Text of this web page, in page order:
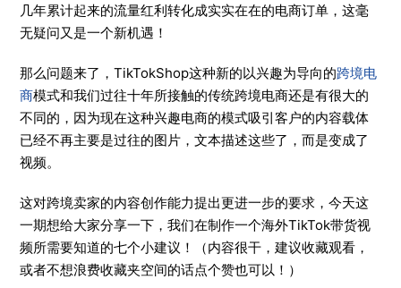
几年累计起来的流量红利转化成实实在在的电商订单，这毫
无疑问又是一个新机遇！
那么问题来了，TikTokShop这种新的以兴趣为导向的跨境电
商模式和我们过往十年所接触的传统跨境电商还是有很大的
不同的，因为现在这种兴趣电商的模式吸引客户的内容载体
已经不再主要是过往的图片，文本描述这些了，而是变成了
视频。
这对跨境卖家的内容创作能力提出更进一步的要求，今天这
一期想给大家分享一下，我们在制作一个海外TikTok带货视
频所需要知道的七个小建议！（内容很干，建议收藏观看，
或者不想浪费收藏夹空间的话点个赞也可以！）